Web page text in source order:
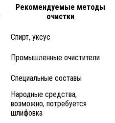
Рекомендуемые методы
очистки
Спирт, уксус
Промышленные очистители
Специальные составы
Народные средства,
возможно, потребуется
шлифовка